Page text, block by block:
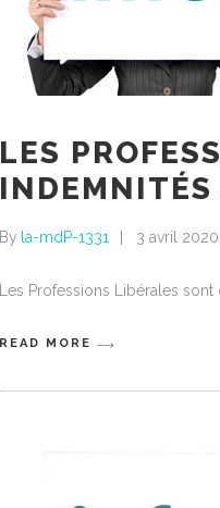
LES
INDEMNITÉS
By la-mdP-1331 3 avril 2020
Les Professions Libérales
READ MORE